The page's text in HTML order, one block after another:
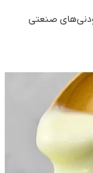
صنعتی